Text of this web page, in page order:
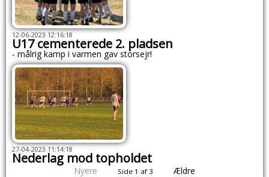
12-06-2023 12:16:18
U17 cementerede 2. pladsen
- målrig kamp i varmen gav storsejr!
27-04-2023 11:14:18
Nederlag mod topholdet
Nyere Side 1 af 3 Ældre